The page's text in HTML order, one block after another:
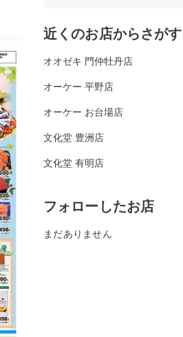
近くのお店からさがす
オオゼキ 門仲牡丹店
オーケー 平野店
オーケー お台場店
文化堂 豊洲店
文化堂 有明店
フォローしたお店
まだありません